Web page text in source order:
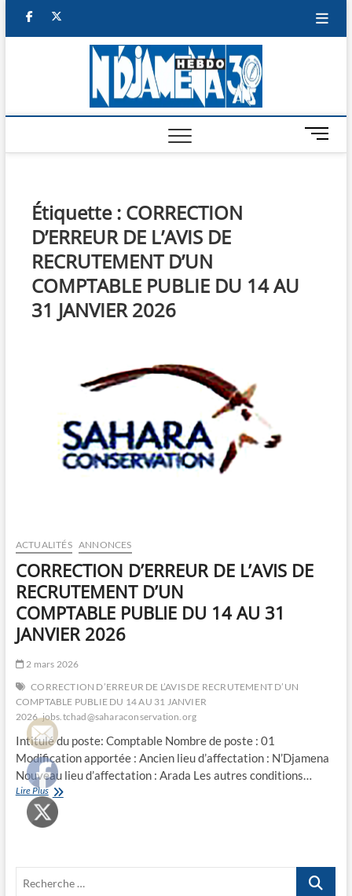
facebook
M
e
Étiquette : CORRECTION
D’ERREUR DE L’AVIS DE
RECRUTEMENT D’UN
COMPTABLE PUBLIE DU 14 AU
31 JANVIER 2026
ACTUALITÉS ANNONCES
CORRECTION D’ERREUR DE L’AVIS DE
RECRUTEMENT D’UN
COMPTABLE PUBLIE DU 14 AU 31
JANVIER 2026
2 mars 2026
CORRECTION D’ERREUR DE L’AVIS DE RECRUTEMENT D’UN
COMPTABLE PUBLIE DU 14 AU 31 JANVIER
2026 jobs.tchad@saharaconservation.org
Intitulé du poste: Comptable Nombre de poste : 01
Modification apportée : Ancien lieu d’affectation : N’Djamena
Nouveau lieu d’affectation : Arada Les autres conditions…
Lire PlusCORRECTION
D’ERREUR
DE
COMPTABLE PUBLIE
Recherche